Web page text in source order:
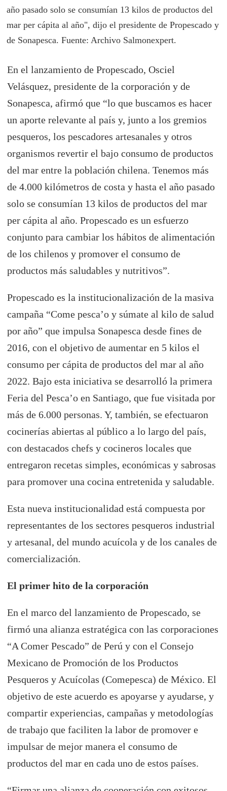
año pasado solo se consumían 13 kilos de productos del
mar per cápita al año", dijo el presidente de Propescado y
de Sonapesca. Fuente: Archivo Salmonexpert.
En el lanzamiento de Propescado, Osciel
Velásquez, presidente de la corporación y de
Sonapesca, afirmó que “lo que buscamos es hacer
un aporte relevante al país y, junto a los gremios
pesqueros, los pescadores artesanales y otros
organismos revertir el bajo consumo de productos
del mar entre la población chilena. Tenemos más
de 4.000 kilómetros de costa y hasta el año pasado
solo se consumían 13 kilos de productos del mar
per cápita al año. Propescado es un esfuerzo
conjunto para cambiar los hábitos de alimentación
de los chilenos y promover el consumo de
productos más saludables y nutritivos”.
Propescado es la institucionalización de la masiva
campaña “Come pesca’o y súmate al kilo de salud
por año” que impulsa Sonapesca desde fines de
2016, con el objetivo de aumentar en 5 kilos el
consumo per cápita de productos del mar al año
2022. Bajo esta iniciativa se desarrolló la primera
Feria del Pesca’o en Santiago, que fue visitada por
más de 6.000 personas. Y, también, se efectuaron
cocinerías abiertas al público a lo largo del país,
con destacados chefs y cocineros locales que
entregaron recetas simples, económicas y sabrosas
para promover una cocina entretenida y saludable.
Esta nueva institucionalidad está compuesta por
representantes de los sectores pesqueros industrial
y artesanal, del mundo acuícola y de los canales de
comercialización.
El primer hito de la corporación
En el marco del lanzamiento de Propescado, se
firmó una alianza estratégica con las corporaciones
“A Comer Pescado” de Perú y con el Consejo
Mexicano de Promoción de los Productos
Pesqueros y Acuícolas (Comepesca) de México. El
objetivo de este acuerdo es apoyarse y ayudarse, y
compartir experiencias, campañas y metodologías
de trabajo que faciliten la labor de promover e
impulsar de mejor manera el consumo de
productos del mar en cada uno de estos países.